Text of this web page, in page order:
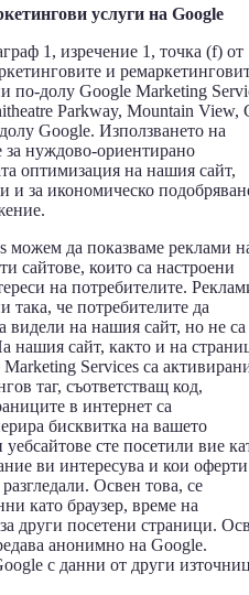
услуги на Google
1, изречение 1, точка (f) от
и
по-долу Google Marketing
Parkway, Mountain View,
Google. Използването на
за нуждово-ориентирано
оптимизация на нашия сайт,
и за икономическо
можем да показваме реклами
сайтове, които са настроени
на потребителите.
така, че потребителите да
видели на нашия сайт, но не са
нашия сайт, както и на
Services са
таг, съответстващ код,
в интернет са
бисквитка на вашето
сте посетили вие
ви интересува и кои оферти
Освен това, се
като браузер, време на
други посетени страници.
анонимно на Google.
с данни от други